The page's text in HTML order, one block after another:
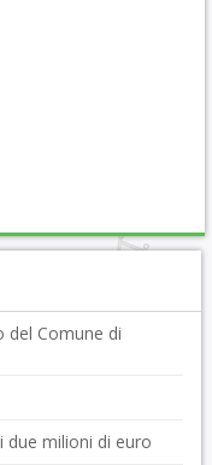
del Comune di
due milioni di euro